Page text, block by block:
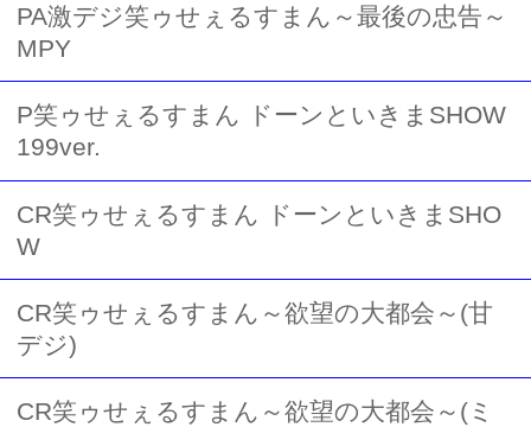
PA激デジ笑ゥせぇるすまん～最後の忠告～
MPY
P笑ゥせぇるすまん ドーンといきまSHOW
199ver.
CR笑ゥせぇるすまん ドーンといきまSHO
W
CR笑ゥせぇるすまん～欲望の大都会～(甘
デジ)
CR笑ゥせぇるすまん～欲望の大都会～(ミ